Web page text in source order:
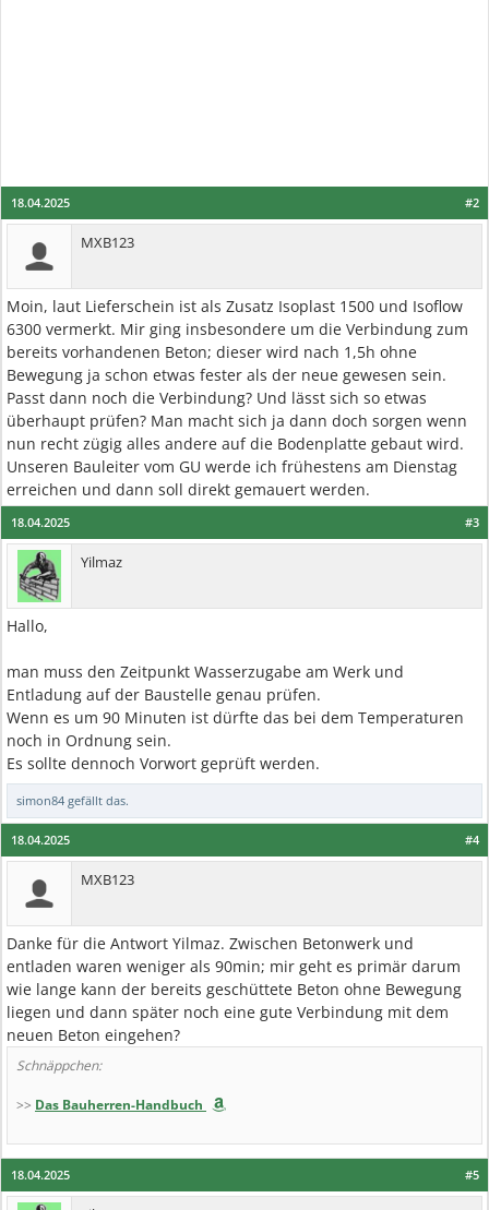
#2
18.04.2025
MXB123
Moin, laut Lieferschein ist als Zusatz Isoplast 1500 und Isoflow
6300 vermerkt. Mir ging insbesondere um die Verbindung zum
bereits vorhandenen Beton; dieser wird nach 1,5h ohne
Bewegung ja schon etwas fester als der neue gewesen sein.
Passt dann noch die Verbindung? Und lässt sich so etwas
überhaupt prüfen? Man macht sich ja dann doch sorgen wenn
nun recht zügig alles andere auf die Bodenplatte gebaut wird.
Unseren Bauleiter vom GU werde ich frühestens am Dienstag
erreichen und dann soll direkt gemauert werden.
#3
18.04.2025
Yilmaz
Hallo,
man muss den Zeitpunkt Wasserzugabe am Werk und
Entladung auf der Baustelle genau prüfen.
Wenn es um 90 Minuten ist dürfte das bei dem Temperaturen
noch in Ordnung sein.
Es sollte dennoch Vorwort geprüft werden.
simon84 gefällt das.
#4
18.04.2025
MXB123
Danke für die Antwort Yilmaz. Zwischen Betonwerk und
entladen waren weniger als 90min; mir geht es primär darum
wie lange kann der bereits geschüttete Beton ohne Bewegung
liegen und dann später noch eine gute Verbindung mit dem
neuen Beton eingehen?
Schnäppchen:
>> Das Bauherren-Handbuch
#5
18.04.2025